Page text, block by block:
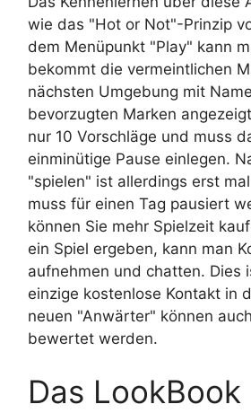
wie das "Hot or Not"-Prinzip
dem Menüpunkt "Play" kann
bekommt die vermeintlichen
nächsten Umgebung mit
bevorzugten Marken
nur 10 Vorschläge und muss
einminütige Pause einlegen.
"spielen" ist allerdings erst
muss für einen Tag pausiert
können Sie mehr Spielzeit
ein Spiel ergeben, kann man
aufnehmen und chatten. Dies
einzige kostenlose Kontakt in
neuen "Anwärter" können
bewertet werden.
Das LookBook